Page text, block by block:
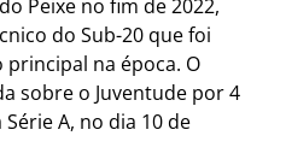
Peixe no fim de 2022,
do Sub-20 que foi
na época. O
sobre o Juventude por 4
A, no dia 10 de